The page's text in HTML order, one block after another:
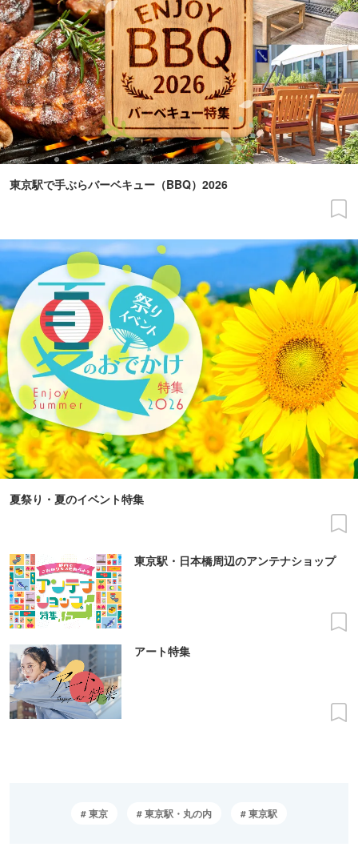
東京駅で手ぶらバーベキュー（BBQ）2026
夏祭り・夏のイベント特集
東京駅・日本橋周辺のアンテナショップ
アート特集
東京 東京駅・丸の内 東京駅